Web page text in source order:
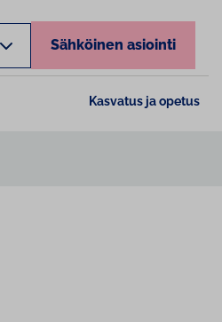
Sähköinen asiointi
Kasvatus ja opetus